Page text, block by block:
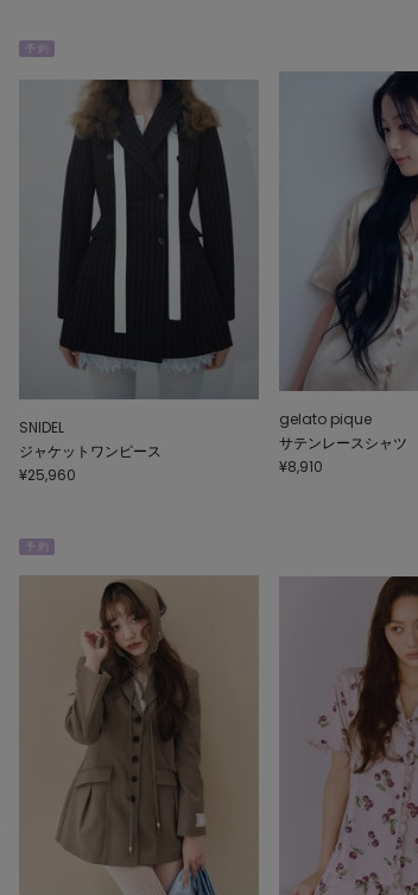
予 約
SNIDEL
ジャケットワンピース
¥25,960
gelato pique
サテンレースシャツ
¥8,910
予 約